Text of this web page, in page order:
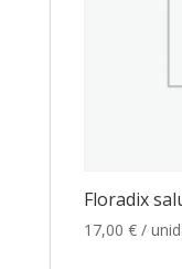
Floradix
17,00 € /